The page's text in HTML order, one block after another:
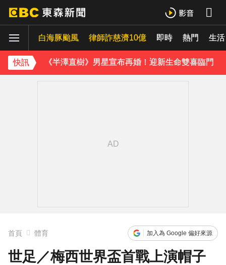
白海豚颱風 律師詐慈濟10億 即時 熱門 生活
快訊
《理財達人秀》X 安聯投信免費講座報名中！搶先卡位 2027
《半澤直樹》男星宣布再婚！迎新生命雙喜臨門
首頁 體育 加入為 Google 偏好來源
世足／梅西世界盃首戰上演帽子